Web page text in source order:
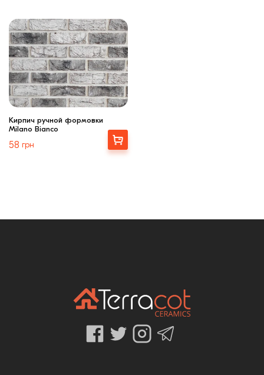
Кирпич ручной формовки
Milano Bianco
58 грн
Выбрать